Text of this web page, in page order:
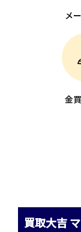
メ
金
買取大吉